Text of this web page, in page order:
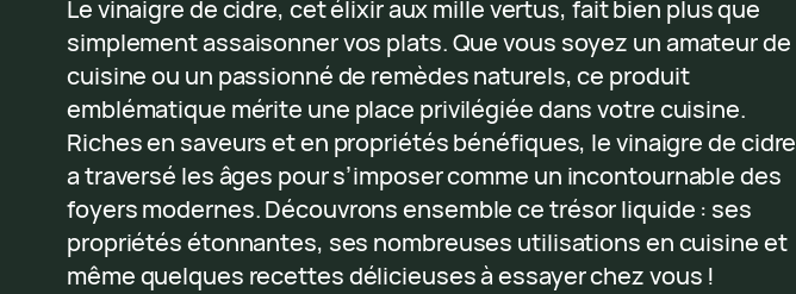
Le vinaigre de cidre, cet élixir aux mille vertus, fait bien plus que
simplement assaisonner vos plats. Que vous soyez un amateur de
cuisine ou un passionné de remèdes naturels, ce produit
emblématique mérite une place privilégiée dans votre cuisine.
Riches en saveurs et en propriétés bénéfiques, le vinaigre de cidre
a traversé les âges pour s’imposer comme un incontournable des
foyers modernes. Découvrons ensemble ce trésor liquide : ses
propriétés étonnantes, ses nombreuses utilisations en cuisine et
même quelques recettes délicieuses à essayer chez vous !